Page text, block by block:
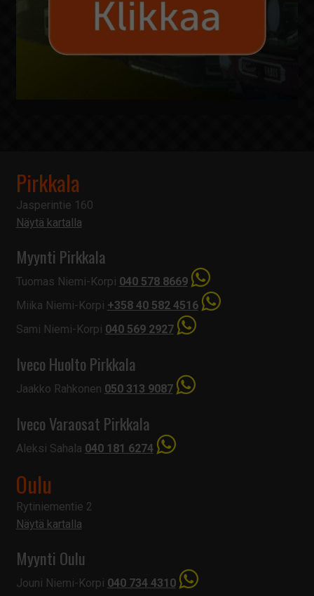
Pirkkala
Jasperintie 160
Näytä kartalla
Myynti Pirkkala
Tuomas Niemi-Korpi 040 578 8669
Miika Niemi-Korpi +358 40 582 4516
Sami Niemi-Korpi 040 569 2927
Iveco Huolto Pirkkala
Jaakko Rahkonen 050 313 9087
Iveco Varaosat Pirkkala
Aleksi Sahala 040 181 6274
Oulu
Rytiniementie 2
Näytä kartalla
Myynti Oulu
Jouni Niemi-Korpi 040 734 4310